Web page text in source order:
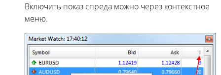
Включить показ спреда можно через контекстное
меню.